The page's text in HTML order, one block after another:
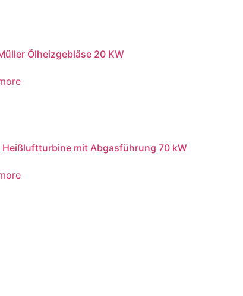
Ölheizgebläse 20 KW
Heißluftturbine mit Abgasführung 70 kW